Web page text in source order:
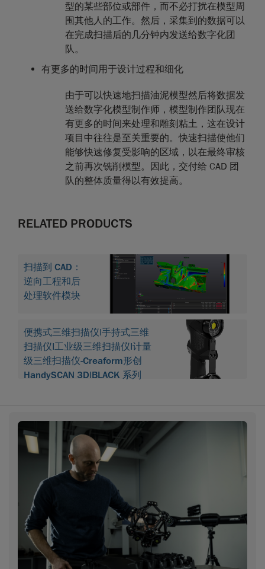
型的某些部位或部件，而不必打扰在模型周
围其他人的工作。然后，采集到的数据可以
在完成扫描后的几分钟内发送给数字化团
队。
有更多的时间用于设计过程和细化
由于可以快速地扫描油泥模型然后将数据发
送给数字化模型制作师，模型制作团队现在
有更多的时间来处理和雕刻粘土，这在设计
项目中往往是至关重要的。快速扫描使他们
能够快速修复受影响的区域，以在最终审核
之前再次铣削模型。因此，交付给 CAD 团
队的整体质量得以有效提高。
RELATED PRODUCTS
扫描到 CAD：
逆向工程和后
处理软件模块
便携式三维扫描仪|手持式三维
扫描仪|工业级三维扫描仪|计量
级三维扫描仪-Creaform形创
HandySCAN 3D|BLACK 系列